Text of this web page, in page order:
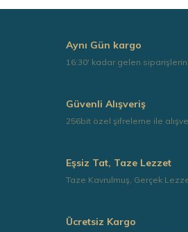
Ürün fiyatı diğer sitelerden daha
Gönder
Aynı Gün kargo
16:30' kadar gelen
Güvenli Alışveriş
256bit özel şifreleme ile
Eşsiz Tat, Taze Lezzet
Taze Kavrulmuş, Gerçek
Ücretsiz Kargo